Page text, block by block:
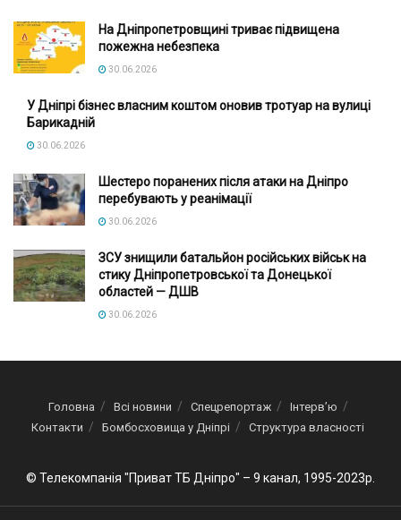
На Дніпропетровщині триває підвищена
пожежна небезпека
30.06.2026
У Дніпрі бізнес власним коштом оновив тротуар на вулиці
Барикадній
30.06.2026
Шестеро поранених після атаки на Дніпро
перебувають у реанімації
30.06.2026
ЗСУ знищили батальйон російських військ на
стику Дніпропетровської та Донецької
областей — ДШВ
30.06.2026
Головна Всі новини Спецрепортаж
Інтерв’ю
Контакти
Бомбосховища у Дніпрі Структура власності
© Телекомпанія "Приват ТБ Дніпро" – 9 канал, 1995-2023р.